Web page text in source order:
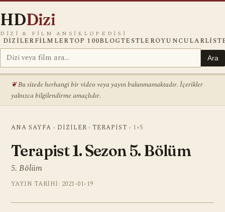
HDDizi
DIZI & FILM ANSIKLOPEDISI
DIZILERFILMLERTOP 100BLOGTESTLEROYUNCULAR
Ara
Bu sitede herhangi bir video veya yayın bulunmamaktadır. İçerikler
yalnızca bilgilendirme amaçlıdır.
ANA SAYFA › DIZILER › TERAPIST › 1×5
Terapist 1. Sezon 5. Bölüm
5. Bölüm
YAYIN TARIHI: 2021-01-19